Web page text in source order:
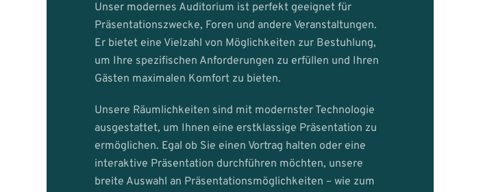
Unser modernes Auditorium ist perfekt geeignet für
Präsentationszwecke, Foren und andere Veranstaltungen.
Er bietet eine Vielzahl von Möglichkeiten zur Bestuhlung,
um Ihre spezifischen Anforderungen zu erfüllen und Ihren
Gästen maximalen Komfort zu bieten.
Unsere Räumlichkeiten sind mit modernster Technologie
ausgestattet, um Ihnen eine erstklassige Präsentation zu
ermöglichen. Egal ob Sie einen Vortrag halten oder eine
interaktive Präsentation durchführen möchten, unsere
breite Auswahl an Präsentationsmöglichkeiten – wie zum